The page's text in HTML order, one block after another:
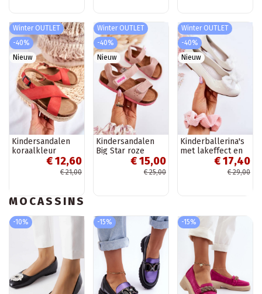
Winter OUTLET
-40%
Nieuw
Kindersandalen
koraalkleur
€ 12,60
€ 21,00
Winter OUTLET
-40%
Nieuw
Kindersandalen
Big Star roze
€ 15,00
€ 25,00
Winter OUTLET
-40%
Nieuw
Kinderballerina's
met lakeffect en
linten in de witte
€ 17,40
€ 29,00
MOCASSINS
-10% -15% -15%